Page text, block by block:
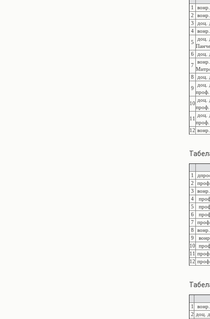
1
2
3
доц.
4
5
доц.
6 доц.
7
8 доц.
9
доц.
проф.
10
доц.
проф.
11
доц.
проф.
12
1
2
3
4
5
6
7
8
9
10
11
12
1
2 доц.